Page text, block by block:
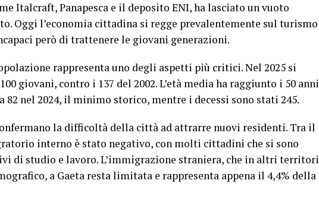
Italcraft, Panapesca e il deposito ENI, ha lasciato un vuoto
Oggi l’economia cittadina si regge prevalentemente sul turismo
però di trattenere le giovani generazioni.
rappresenta uno degli aspetti più critici. Nel 2025 si
giovani, contro i 137 del 2002. L’età media ha raggiunto i 50 anni
82 nel 2024, il minimo storico, mentre i decessi sono stati 245.
la difficoltà della città ad attrarre nuovi residenti. Tra il
interno è stato negativo, con molti cittadini che si sono
di studio e lavoro. L’immigrazione straniera, che in altri territori
a Gaeta resta limitata e rappresenta appena il 4,4% della